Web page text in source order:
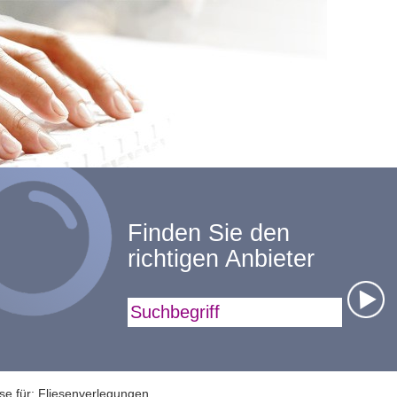
Finden Sie den
richtigen Anbieter
für: Fliesenverlegungen